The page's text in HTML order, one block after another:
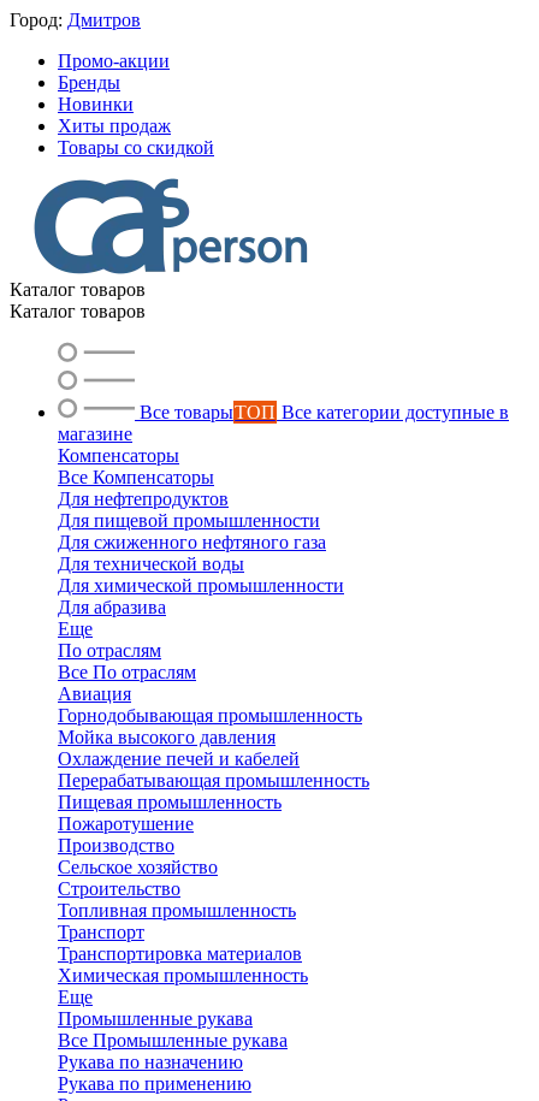
Город: Дмитров
Промо-акции
Бренды
Новинки
Хиты продаж
Товары со скидкой
Каталог товаров
Каталог товаров
Все товарыТОП Все категории доступные в
магазине
Компенсаторы
Все Компенсаторы
Для нефтепродуктов
Для пищевой промышленности
Для сжиженного нефтяного газа
Для технической воды
Для химической промышленности
Для абразива
Еще
По отраслям
Все По отраслям
Авиация
Горнодобывающая промышленность
Мойка высокого давления
Охлаждение печей и кабелей
Перерабатывающая промышленность
Пищевая промышленность
Пожаротушение
Производство
Сельское хозяйство
Строительство
Топливная промышленность
Транспорт
Транспортировка материалов
Химическая промышленность
Еще
Промышленные рукава
Все Промышленные рукава
Рукава по назначению
Рукава по применению